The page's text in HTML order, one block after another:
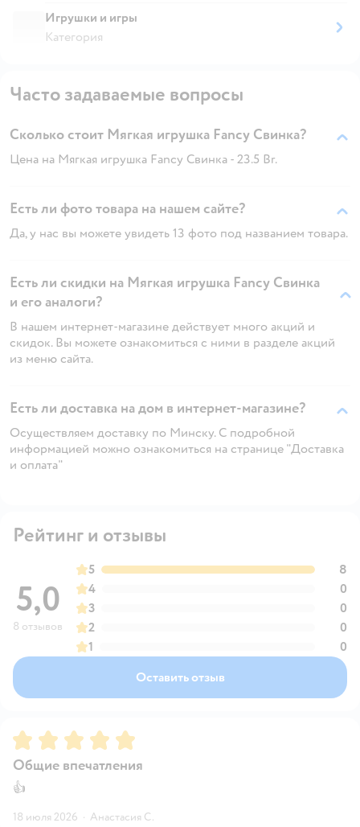
Игрушки и игры
Категория
Часто задаваемые вопросы
Сколько стоит Мягкая игрушка Fancy Свинка?
Цена на Мягкая игрушка Fancy Свинка - 23.5 Br.
Есть ли фото товара на нашем сайте?
Да, у нас вы можете увидеть 13 фото под названием товара.
Есть ли скидки на Мягкая игрушка Fancy Свинка
и его аналоги?
В нашем интернет-магазине действует много акций и
скидок. Вы можете ознакомиться с ними в разделе акций
из меню сайта.
Есть ли доставка на дом в интернет-магазине?
Осуществляем доставку по Минску. С подробной
информацией можно ознакомиться на странице "Доставка
и оплата"
Рейтинг и отзывы
5,0
8 отзывов
5
8
4
0
3
0
2
0
1
0
Оставить отзыв
Рейтинг:5
Общие впечатления
👍
18 июля 2026 · Анастасия С.